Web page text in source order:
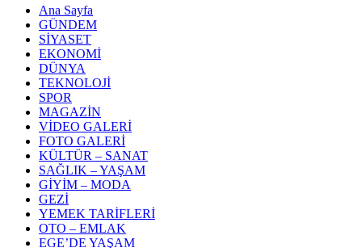
Ana Sayfa
GÜNDEM
SİYASET
EKONOMİ
DÜNYA
TEKNOLOJİ
SPOR
MAGAZİN
VİDEO GALERİ
FOTO GALERİ
KÜLTÜR – SANAT
SAĞLIK – YAŞAM
GİYİM – MODA
GEZİ
YEMEK TARİFLERİ
OTO – EMLAK
EGE’DE YAŞAM